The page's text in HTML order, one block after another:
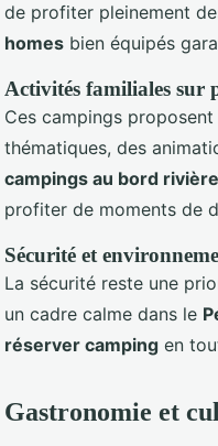
de profiter pleinement
homes bien équipés
Activités familiales sur
Ces campings proposent
thématiques, des
campings au bord rivière
profiter de moments de
Sécurité et
La sécurité reste une
un cadre calme dans le
réserver camping en
Gastronomie et